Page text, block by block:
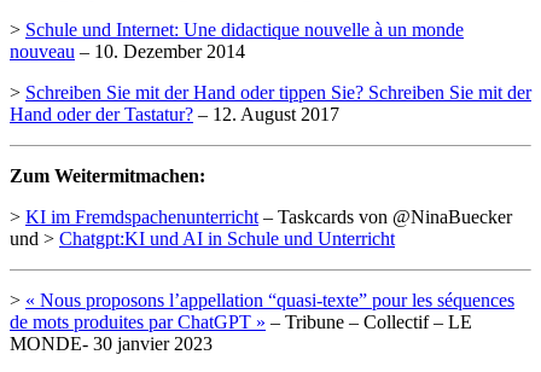
> Schule und Internet: Une didactique nouvelle à un monde
nouveau – 10. Dezember 2014
> Schreiben Sie mit der Hand oder tippen Sie? Schreiben Sie mit der
Hand oder der Tastatur? – 12. August 2017
Zum Weitermitmachen:
> KI im Fremdspachenunterricht – Taskcards von @NinaBuecker
und > Chatgpt:KI und AI in Schule und Unterricht
> « Nous proposons l’appellation “quasi-texte” pour les séquences
de mots produites par ChatGPT » – Tribune – Collectif – LE
MONDE- 30 janvier 2023